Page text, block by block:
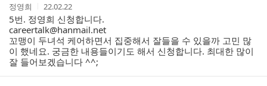
작
성
자
정영희
작
성
시
간
22.02.22
5번. 정영희 신청합니다.
careertalk@hanmail.net
꼬맹이 두녀석 케어하면서 집중해서 잘들을 수 있을까 고민 많
이 했네요. 궁금한 내용들이기도 해서 신청합니다. 최대한 많이
잘 들어보겠습니다 ^^;